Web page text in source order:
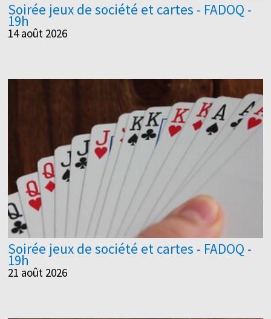
Soirée jeux de société et cartes - FADOQ -
19h
14 août 2026
Soirée jeux de société et cartes - FADOQ -
19h
21 août 2026